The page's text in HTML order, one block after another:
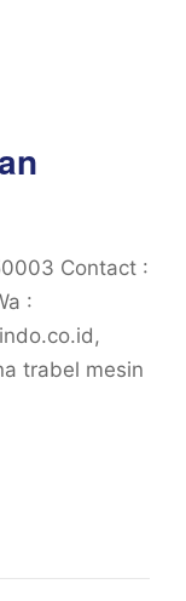
Contact :
:
trabel mesin